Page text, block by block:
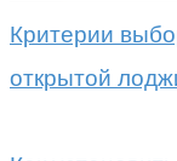
Критерии
открытой